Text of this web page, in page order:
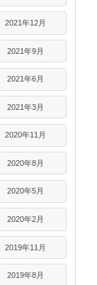
2021年12月
2021年9月
2021年6月
2021年3月
2020年11月
2020年8月
2020年5月
2020年2月
2019年11月
2019年8月